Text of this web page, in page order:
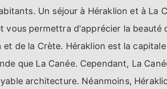
Un séjour à Héraklion et à La
permettra d'apprécier la beauté
de la Crète. Héraklion est la
que La Canée. Cependant, La
architecture. Néanmoins,